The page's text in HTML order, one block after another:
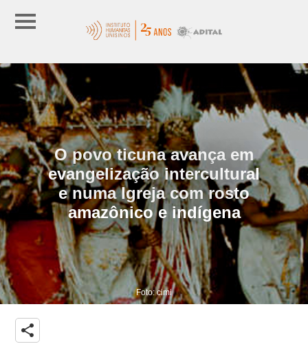
O povo ticuna avança em
evangelização intercultural
e numa Igreja com rosto
amazônico e indígena
Foto: cimi
share